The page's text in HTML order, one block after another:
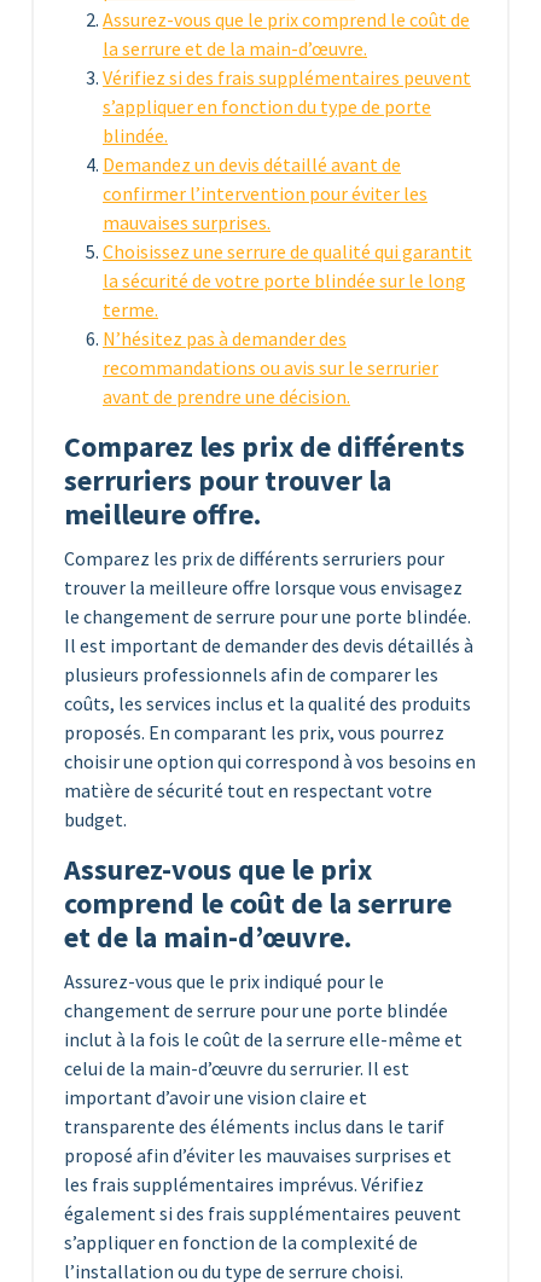
Assurez-vous que le prix comprend le coût de
la serrure et de la main-d’œuvre.
Vérifiez si des frais supplémentaires peuvent
s’appliquer en fonction du type de porte
blindée.
Demandez un devis détaillé avant de
confirmer l’intervention pour éviter les
mauvaises surprises.
Choisissez une serrure de qualité qui garantit
la sécurité de votre porte blindée sur le long
terme.
N’hésitez pas à demander des
recommandations ou avis sur le serrurier
avant de prendre une décision.
Comparez les prix de différents
serruriers pour trouver la
meilleure offre.
Comparez les prix de différents serruriers pour
trouver la meilleure offre lorsque vous envisagez
le changement de serrure pour une porte blindée.
Il est important de demander des devis détaillés à
plusieurs professionnels afin de comparer les
coûts, les services inclus et la qualité des produits
proposés. En comparant les prix, vous pourrez
choisir une option qui correspond à vos besoins en
matière de sécurité tout en respectant votre
budget.
Assurez-vous que le prix
comprend le coût de la serrure
et de la main-d’œuvre.
Assurez-vous que le prix indiqué pour le
changement de serrure pour une porte blindée
inclut à la fois le coût de la serrure elle-même et
celui de la main-d’œuvre du serrurier. Il est
important d’avoir une vision claire et
transparente des éléments inclus dans le tarif
proposé afin d’éviter les mauvaises surprises et
les frais supplémentaires imprévus. Vérifiez
également si des frais supplémentaires peuvent
s’appliquer en fonction de la complexité de
l’installation ou du type de serrure choisi.